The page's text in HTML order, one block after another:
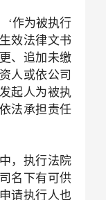
‘作为被执行
效法律文书
、追加未缴
人或依公司
起人为被执
法承担责任
，执行法院
名下有可供
请执行人也